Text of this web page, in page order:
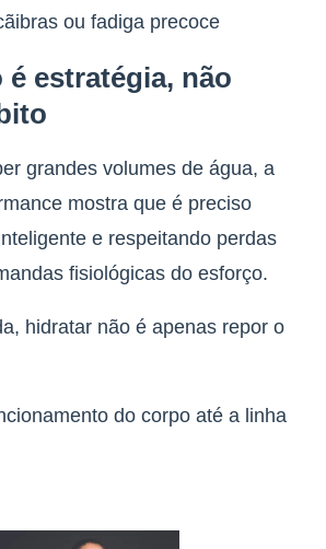
ou fadiga precoce
é estratégia, não
grandes volumes de água, a
mostra que é preciso
e respeitando perdas
fisiológicas do esforço.
hidratar não é apenas repor o
do corpo até a linha